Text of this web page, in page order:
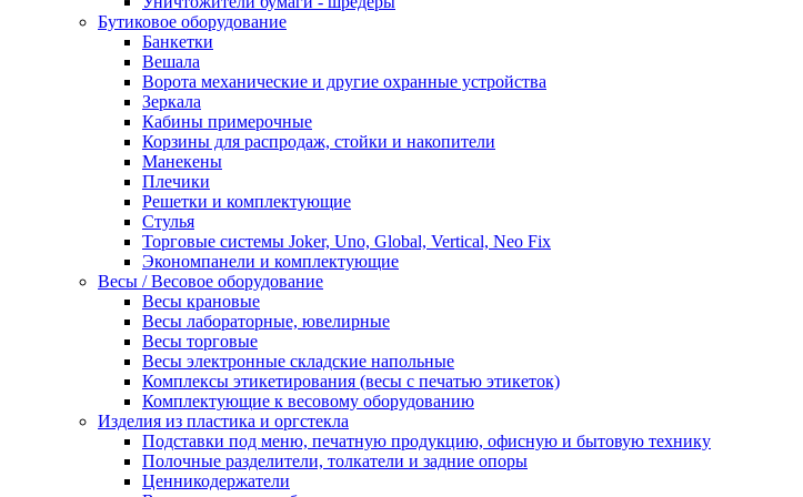
Бутиковое оборудование
Банкетки
Вешала
Ворота механические и другие охранные устройства
Зеркала
Кабины примерочные
Корзины для распродаж, стойки и накопители
Манекены
Плечики
Решетки и комплектующие
Стулья
Торговые системы Joker, Uno, Global, Vertical, Neo Fix
Экономпанели и комплектующие
Весы / Весовое оборудование
Весы крановые
Весы лабораторные, ювелирные
Весы торговые
Весы электронные складские напольные
Комплексы этикетирования (весы с печатью этикеток)
Комплектующие к весовому оборудованию
Изделия из пластика и оргстекла
Подставки под меню, печатную продукцию, офисную и бытовую технику
Полочные разделители, толкатели и задние опоры
Ценникодержатели